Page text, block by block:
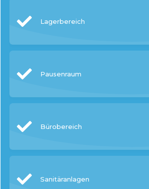
Lagerbereich
Pausenraum
Bürobereich
Sanitäranlagen